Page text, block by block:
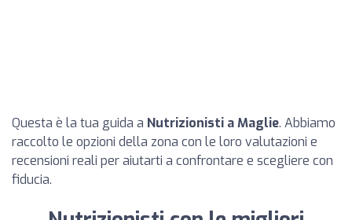
Questa è la tua guida a Nutrizionisti a Maglie. Abbiamo
raccolto le opzioni della zona con le loro valutazioni e
recensioni reali per aiutarti a confrontare e scegliere con
fiducia.